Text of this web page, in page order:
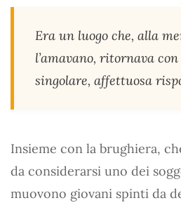
Era un luogo che, alla
l’amavano, ritornava
singolare, affettuosa
Insieme con la brughiera,
da considerarsi uno dei
muovono giovani spinti da